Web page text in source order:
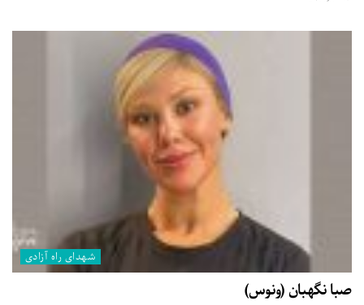
شهدای راه آزادی
صبا نگهبان (ونوس)